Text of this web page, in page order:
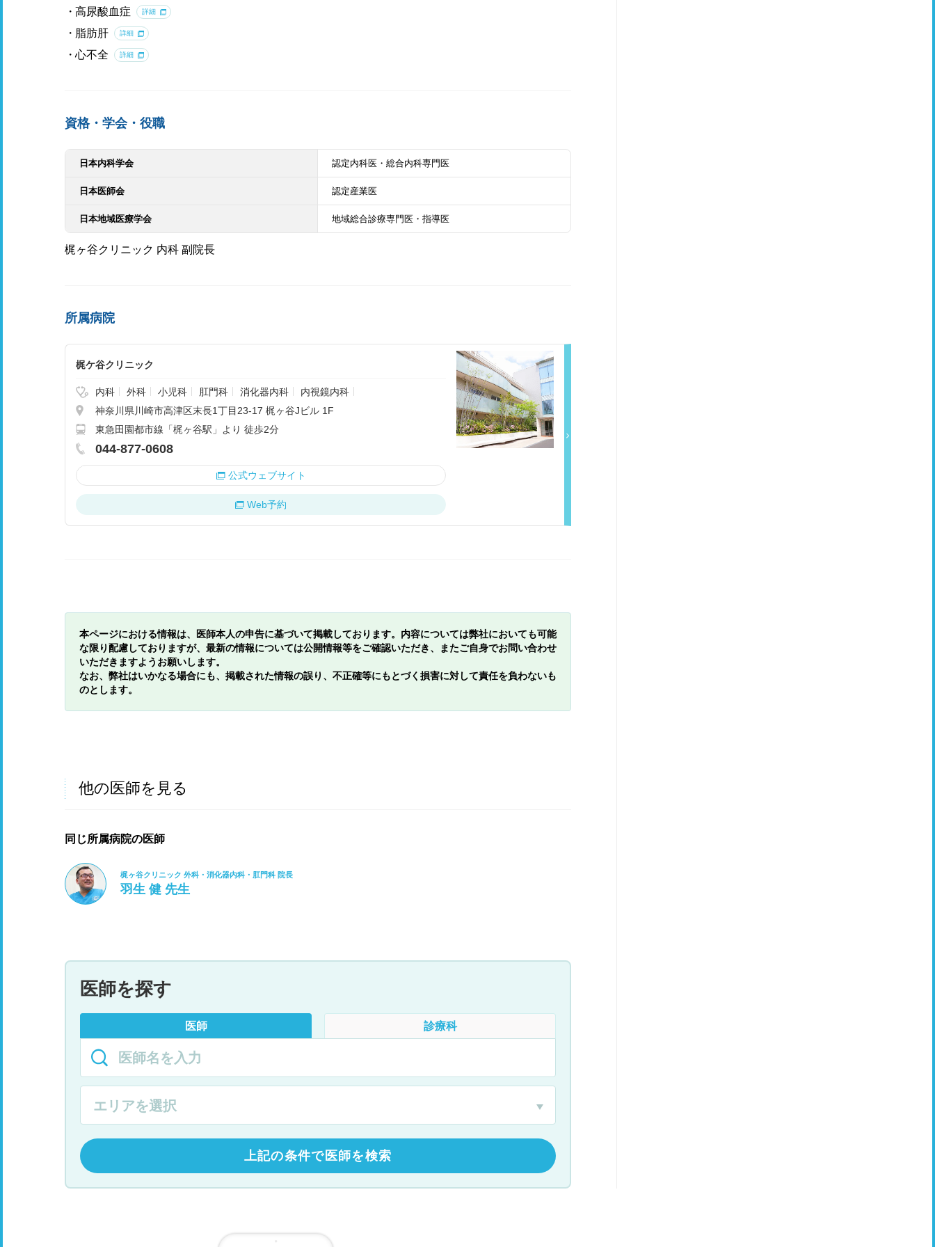
高尿酸血症 詳細
脂肪肝 詳細
心不全 詳細
資格・学会・役職
日本内科学会 認定内科医・総合内科専門医
日本医師会 認定産業医
日本地域医療学会 地域総合診療専門医・指導医
梶ヶ谷クリニック 内科 副院長
所属病院
梶ケ谷クリニック
内科 外科 小児科 肛門科 消化器内科
内視鏡内科
神奈川県川崎市高津区末長1丁目23-17 梶ヶ谷Jビル 1F
東急田園都市線「梶ヶ谷駅」より 徒歩2分
044-877-0608
公式ウェブサイト
Web予約
本ページにおける情報は、医師本人の申告に基づいて掲載しております。内容については弊社においても可能
な限り配慮しておりますが、最新の情報については公開情報等をご確認いただき、またご自身でお問い合わせ
いただきますようお願いします。
なお、弊社はいかなる場合にも、掲載された情報の誤り、不正確等にもとづく損害に対して責任を負わないも
のとします。
他の医師を見る
同じ所属病院の医師
梶ヶ谷クリニック 外科・消化器内科・肛門科 院長
羽生 健 先生
医師を探す
医師 診療科
上記の条件で医師を検索